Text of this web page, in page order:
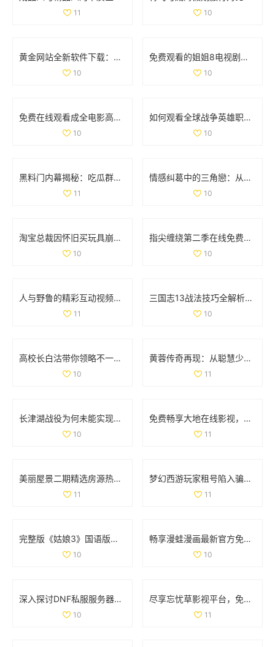
11 10
黄金网站全新软件下载：快速获取最新投资资讯与市场动态
10
免费观看的姐姐8电视剧全集，畅享精彩剧情与人生故事
10
免费在线观看成全电影高清国语版，畅享精彩剧情和感人故事
10
如何观看全球战争英雄职业赛事的最新信息与平台推荐
10
黑料门内幕揭秘：吃瓜群众们的最新爆料大曝光
11
情感纠葛中的三角戀：从原配到新妾的心路历程
10
淘宝总裁因怀旧买玩具崩溃哭泣引发热议
10
指尖缠绕第二季在线免费观看，感受爱情与命运的交织
10
人与野鲁的精彩互动视频完整版分享与讨论
11
三国志13战法技巧全解析：全面掌握战法使用策略与方法
10
高校长白沽带你领略不一样的校园人生与冒险之旅
10
黄蓉传奇再现：从聪慧少女到武林女侠的成长之路
11
长津湖战役为何未能实现全歼敌军的深度解析
10
免费畅享大地在线影视，随时随地观看热门影片
11
美丽屋景二期精选房源热销中，抓住机会买房吧
11
梦幻西游玩家租号陷入骗局 CBG应优化租赁功能保障权益
11
完整版《姑娘3》国语版在线免费观看的最新资源分享
10
畅享漫蛙漫画最新官方免费版下载安装体验攻略
10
深入探讨DNF私服服务器的安全隐患及技术挑战
10
尽享忘忧草影视平台，免费畅看精彩动漫视频
11